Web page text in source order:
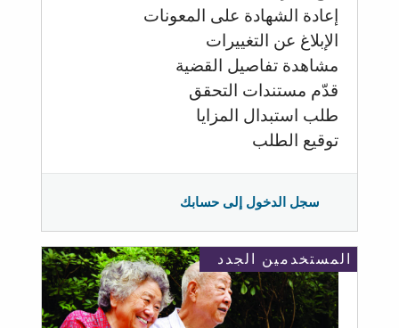
إعادة الشهادة على المعونات
الإبلاغ عن التغييرات
مشاهدة تفاصيل القضية
قدّم مستندات التحقق
طلب استبدال المزايا
توقيع الطلب
سجل الدخول إلى حسابك
المستخدمين الجدد